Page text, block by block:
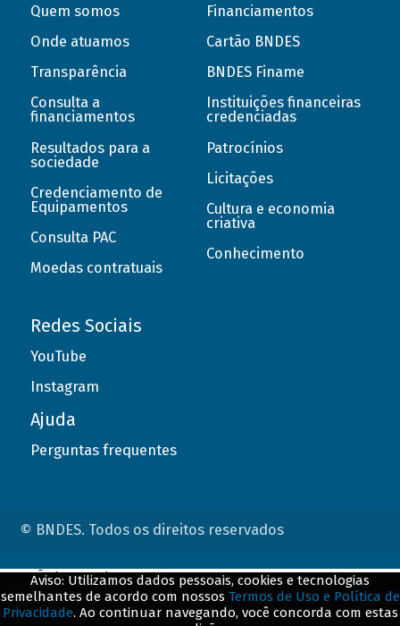
Quem somos
Onde atuamos
Transparência
Consulta a
financiamentos
Resultados para a
sociedade
Credenciamento de
Equipamentos
Consulta PAC
Moedas contratuais
Financiamentos
Cartão BNDES
BNDES Finame
Instituições financeiras
credenciadas
Patrocínios
Licitações
Cultura e economia
criativa
Conhecimento
Redes Sociais
YouTube
Instagram
Ajuda
Perguntas frequentes
© BNDES. Todos os direitos reservados
Aviso: Utilizamos dados pessoais, cookies e tecnologias
semelhantes de acordo com nossos Termos de Uso e Política de
Privacidade. Ao continuar navegando, você concorda com estas
ConteÃºdo complementar
${title}${badge}